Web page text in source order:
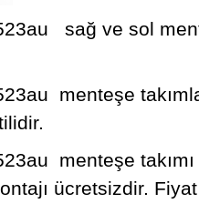
sağ ve sol
menteşe
menteşe
ücretsizdir.